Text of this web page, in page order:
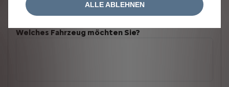
Welches Fahrzeug möchten Sie?
ALLE ABLEHNEN